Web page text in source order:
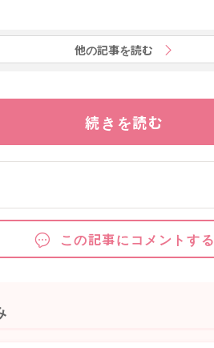
他の記事を読む
続きを読む
この記事にコメントする